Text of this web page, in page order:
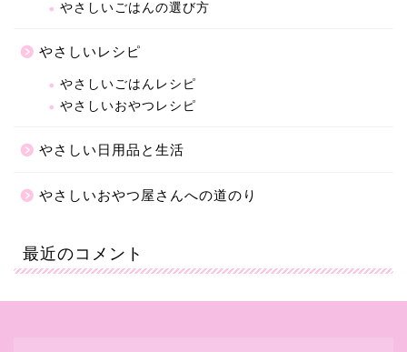
やさしいごはんの選び方
やさしいレシピ
やさしいごはんレシピ
やさしいおやつレシピ
やさしい日用品と生活
やさしいおやつ屋さんへの道のり
最近のコメント